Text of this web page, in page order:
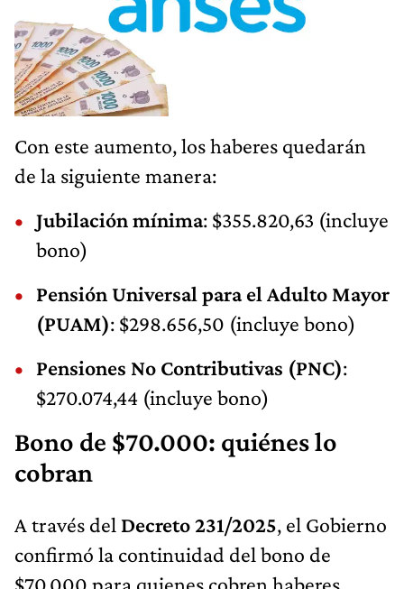
Con este aumento, los haberes quedarán
de la siguiente manera:
Jubilación mínima: $355.820,63 (incluye
bono)
Pensión Universal para el Adulto Mayor
(PUAM): $298.656,50 (incluye bono)
Pensiones No Contributivas (PNC):
$270.074,44 (incluye bono)
Bono de $70.000: quiénes lo
cobran
A través del Decreto 231/2025, el Gobierno
confirmó la continuidad del bono de
$70.000 para quienes cobren haberes